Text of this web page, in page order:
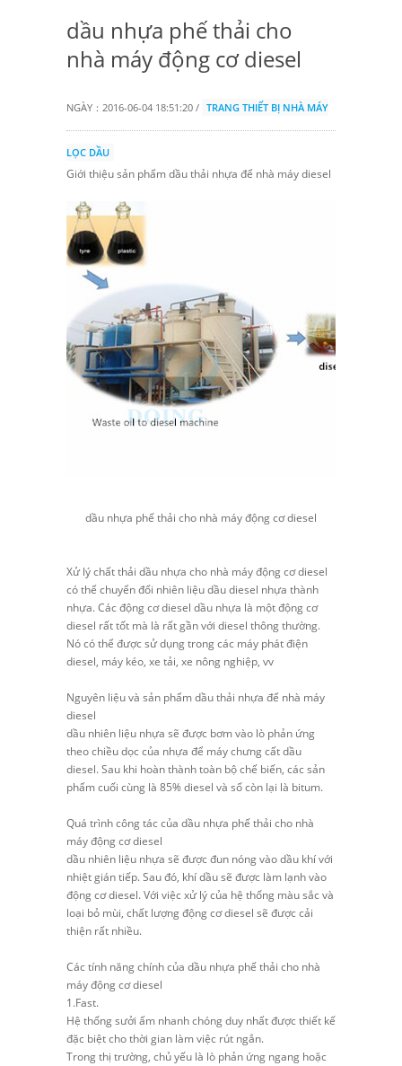
dầu nhựa phế thải cho
nhà máy động cơ diesel
NGÀY：2016-06-04 18:51:20 / TRANG THIẾT BỊ NHÀ MÁY
LỌC DẦU
Giới thiệu sản phẩm dầu thải nhựa để nhà máy diesel
dầu nhựa phế thải cho nhà máy động cơ diesel
Xử lý chất thải dầu nhựa cho nhà máy động cơ diesel
có thể chuyển đổi nhiên liệu dầu diesel nhựa thành
nhựa. Các động cơ diesel dầu nhựa là một động cơ
diesel rất tốt mà là rất gần với diesel thông thường.
Nó có thể được sử dụng trong các máy phát điện
diesel, máy kéo, xe tải, xe nông nghiệp, vv
Nguyên liệu và sản phẩm dầu thải nhựa để nhà máy
diesel
dầu nhiên liệu nhựa sẽ được bơm vào lò phản ứng
theo chiều dọc của nhựa để máy chưng cất dầu
diesel. Sau khi hoàn thành toàn bộ chế biến, các sản
phẩm cuối cùng là 85% diesel và số còn lại là bitum.
Quá trình công tác của dầu nhựa phế thải cho nhà
máy động cơ diesel
dầu nhiên liệu nhựa sẽ được đun nóng vào dầu khí với
nhiệt gián tiếp. Sau đó, khí dầu sẽ được làm lạnh vào
động cơ diesel. Với việc xử lý của hệ thống màu sắc và
loại bỏ mùi, chất lượng động cơ diesel sẽ được cải
thiện rất nhiều.
Các tính năng chính của dầu nhựa phế thải cho nhà
máy động cơ diesel
1.Fast.
Hệ thống sưởi ấm nhanh chóng duy nhất được thiết kế
đặc biệt cho thời gian làm việc rút ngắn.
Trong thị trường, chủ yếu là lò phản ứng ngang hoặc